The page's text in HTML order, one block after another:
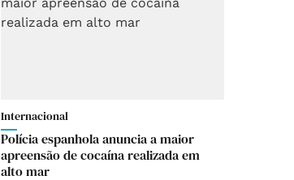
Internacional
Polícia espanhola anuncia a maior
apreensão de cocaína realizada em
alto mar